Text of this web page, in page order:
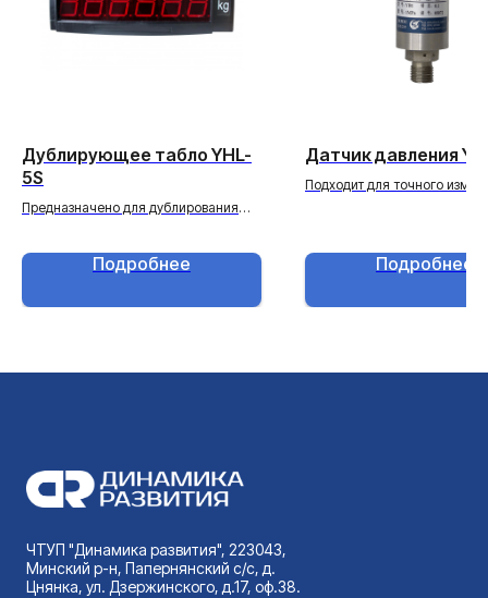
Дублирующее табло YHL-
5S
Предназначено для дублирования
Подробнее
Датчик давления
Подходит для точного
Подробнее
ЧТУП "Динамика развития", 223043,
Минский р-н, Папернянский с/с, д.
Цнянка, ул. Дзержинского, д.17, оф.38.